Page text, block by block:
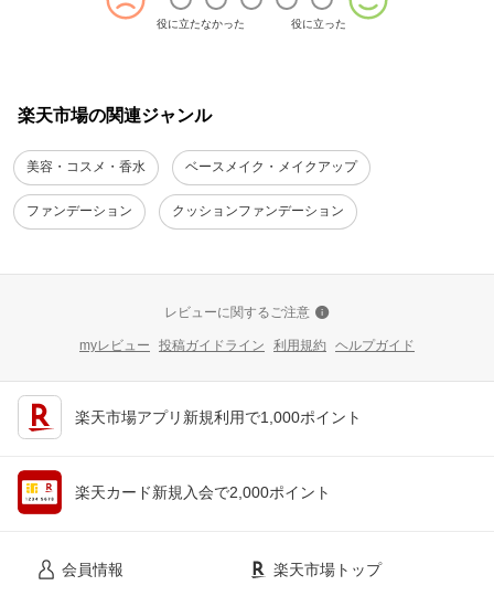
役に立たなかった 役に立った
楽天市場の関連ジャンル
美容・コスメ・香水 ベースメイク・メイクアップ
ファンデーション クッションファンデーション
レビューに関するご注意
myレビュー 投稿ガイドライン 利用規約 ヘルプガイド
楽天市場アプリ新規利用で1,000ポイント
楽天カード新規入会で2,000ポイント
会員情報 楽天市場トップ